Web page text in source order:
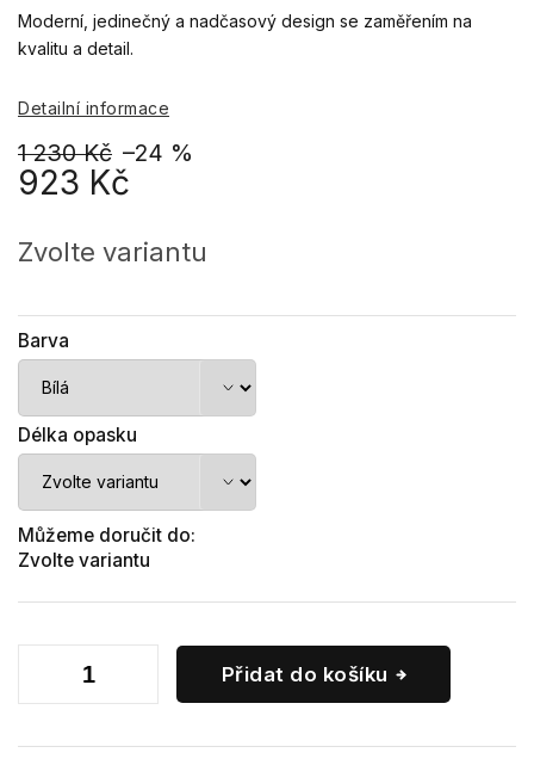
1 230 Kč –24 %
923 Kč
cena:
Zvolte variantu
Barva
Délka opasku
Můžeme doručit do:
Zvolte variantu
Přidat do košíku
Moderní, jedinečný a nadčasový design se zaměřením na
kvalitu a detail.
Detailní informace